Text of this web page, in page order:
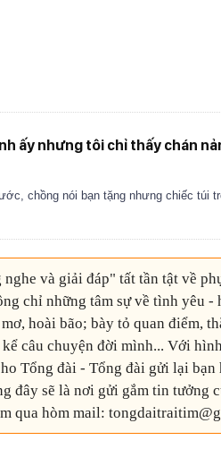
ấy nhưng tôi chỉ thấy chán
chồng nói bạn tặng nhưng chiếc túi
và giải đáp" tất tần tật về
chỉ những tâm sự về tình yêu -
hoài bão; bày tỏ quan điểm,
câu chuyện đời mình... Với
Tổng đài - Tổng đài gửi lại bạn
đây sẽ là nơi gửi gắm tin tưởng
qua hòm mail: